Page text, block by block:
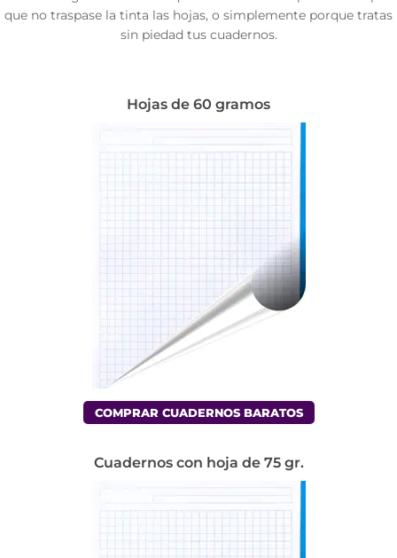
que no traspase la tinta las hojas, o simplemente porque tratas
sin piedad tus cuadernos.
Hojas de 60 gramos
COMPRAR CUADERNOS BARATOS
Cuadernos con hoja de 75 gr.